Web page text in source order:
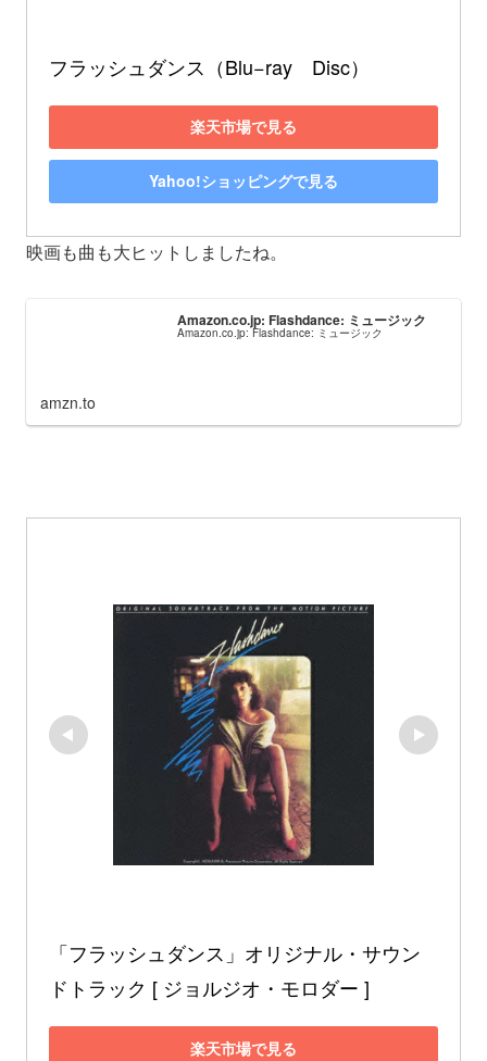
フラッシュダンス（Blu−ray　Disc）
楽天市場で見る
Yahoo!ショッピングで見る
映画も曲も大ヒットしましたね。
Amazon.co.jp: Flashdance: ミュージック
Amazon.co.jp: Flashdance: ミュージック
amzn.to
「フラッシュダンス」オリジナル・サウン
ドトラック [ ジョルジオ・モロダー ]
楽天市場で見る